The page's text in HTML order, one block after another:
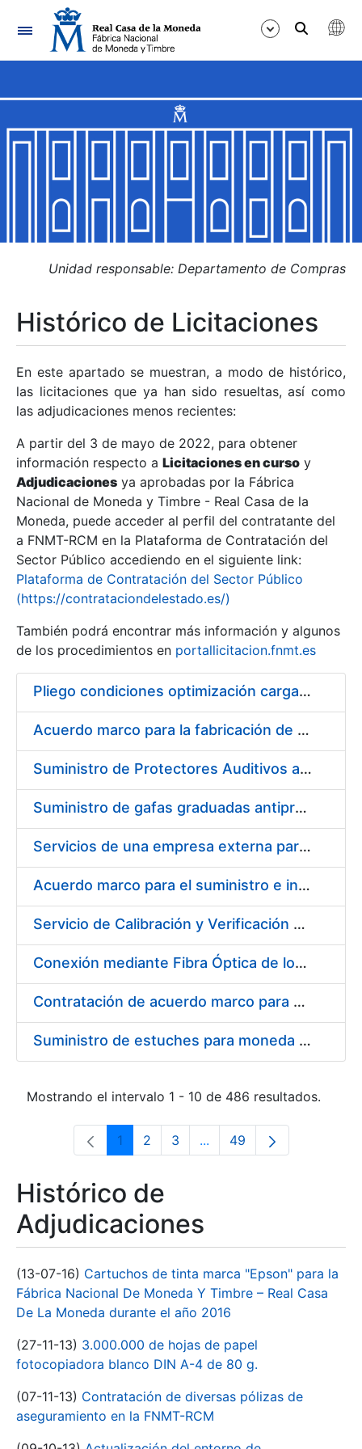
Navegación
Mostrar/Ocultar
Mostrar/Ocultar
Mostrar/Ocultar
Mostrar/Ocultar
Mostrar/Ocultar
Mostrar/Ocultar
Unidad responsable: Departamento de Compras
Histórico de Licitaciones
En este apartado se muestran, a modo de histórico,
las licitaciones que ya han sido resueltas, así como
las adjudicaciones menos recientes:
A partir del 3 de mayo de 2022, para obtener
información respecto a Licitaciones en curso y
Adjudicaciones ya aprobadas por la Fábrica
Nacional de Moneda y Timbre - Real Casa de la
Moneda, puede acceder al perfil del contratante del
a FNMT-RCM en la Plataforma de Contratación del
Sector Público accediendo en el siguiente link:
Plataforma de Contratación del Sector Público
(https://contrataciondelestado.es/)
También podrá encontrar más información y algunos
de los procedimientos en portallicitacion.fnmt.es
Pliego condiciones optimización cargas compras firmado
Acuerdo marco para la fabricación de piezas
Suministro de Protectores Auditivos a medida para las personas trabajadoras de los Centros de Trabajo de Madrid y Burgos
Suministro de gafas graduadas antiproyecciones para los trabajadores de la FNMT-RCM en los centros de trabajo de Madrid y Burgos
Servicios de una empresa externa para el asesoramiento y resolución de los recursos de alzada que se presentan relacionados con procesos de selección para la FNMT-RCM
Acuerdo marco para el suministro e instalación de persianas, estores y otros complementos
Servicio de Calibración y Verificación Externa de los Equipos de Medición del Servicio de Prevención de la FNMT-RCM
Conexión mediante Fibra Óptica de los Centros de Proceso de Datos (CPDs) de las sedes de la FNMT-RCM de Burgos y Madrid
Contratación de acuerdo marco para el Suministro de Material de Electricidad para la Fábrica Nacional de Moneda y Timbre-Real Casa de la Moneda en su centro de trabajo de Burgos
Suministro de estuches para moneda de 30 €
Mostrando el intervalo 1 - 10 de 486 resultados.
Página
1 Página
2 Página
3 ...Páginas intermedias Use
Página
49
Histórico de
Adjudicaciones
(13-07-16) Cartuchos de tinta marca "Epson" para la
Fábrica Nacional De Moneda Y Timbre – Real Casa
De La Moneda durante el año 2016
(27-11-13) 3.000.000 de hojas de papel
fotocopiadora blanco DIN A-4 de 80 g.
(07-11-13) Contratación de diversas pólizas de
aseguramiento en la FNMT-RCM